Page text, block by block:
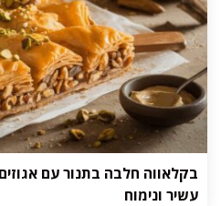
בקלאווה חלבה בתנור עם
עשיר ונימוח